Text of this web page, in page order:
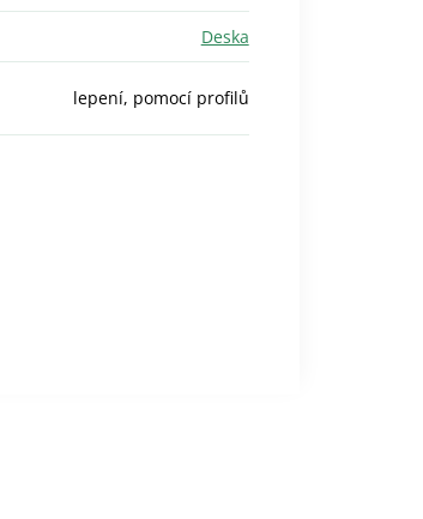
Deska
lepení, pomocí profilů